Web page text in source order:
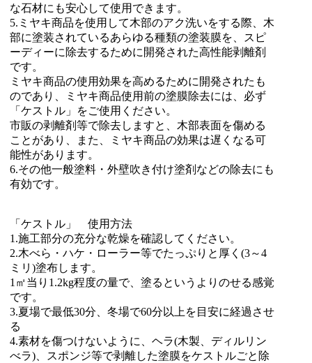
な石材にも安心して使用できます。
5.ミヤキ商品を使用して木部のアク洗いをする際、木
部に塗装されているあらゆる種類の塗装膜を、スピ
ーディーに除去するために開発された高性能剥離剤
です。
ミヤキ商品の使用効果を高めるために開発されたも
のであり、ミヤキ商品使用前の塗膜除去には、必ず
「ケストル」をご使用ください。
市販の剥離剤等で除去しますと、木部表面を傷める
ことがあり、また、ミヤキ商品の効果は遅くなる可
能性があります。
6.その他一般塗料・外壁吹き付け塗剤などの除去にも
有効です。
「ケストル」 使用方法
1.施工部分の充分な乾燥を確認してください。
2.木べら・ハケ・ローラー等でたっぷりと厚く(3～4
ミリ)塗布します。
1㎡当り1.2kg程度の量で、塗るというよりのせる感覚
です。
3.夏場で最低30分、冬場で60分以上を目安に経過させ
る
4.素材を傷つけないように、ヘラ(木製、ディルリン
べラ)、スポンジ等で剥離した塗膜をケストルごと除